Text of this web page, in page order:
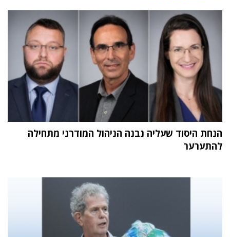
הנחת היסוד שעליה נבנה הניהול המודרני מתחילה
להתערער